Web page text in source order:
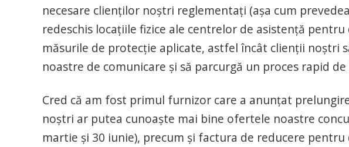
necesare clienților noștri reglementați (așa cum
redeschis locațiile fizice ale centrelor de asistență
măsurile de protecție aplicate, astfel încât clienții noștri
noastre de comunicare și să parcurgă un proces rapid
Cred că am fost primul furnizor care a anunțat
noștri ar putea cunoaște mai bine ofertele noastre
martie și 30 iunie), precum și factura de reducere